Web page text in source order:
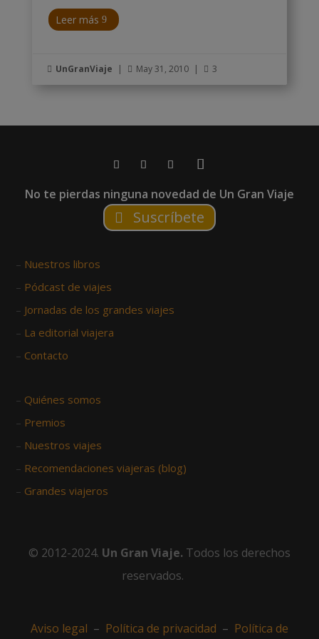
Leer más
 UnGranViaje |  May 31, 2010 |  3
No te pierdas ninguna novedad de Un Gran Viaje
Suscríbete
– Nuestros libros
– Pódcast de viajes
– Jornadas de los grandes viajes
– La editorial viajera
– Contacto
– Quiénes somos
– Premios
– Nuestros viajes
– Recomendaciones viajeras (blog)
– Grandes viajeros
© 2012-2024. Un Gran Viaje. Todos los derechos
reservados.
Aviso legal – Política de privacidad – Política de